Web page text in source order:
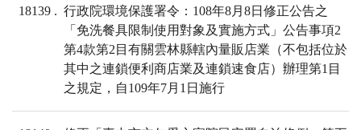
18139
行政院環境保護署令：108年8月8日修正公告之
「免洗餐具限制使用對象及實施方式」公告事項2
第4款第2目有關雲林縣轄內量販店業（不包括位於
其中之連鎖便利商店業及連鎖速食店）辦理第1目
之規定，自109年7月1日施行